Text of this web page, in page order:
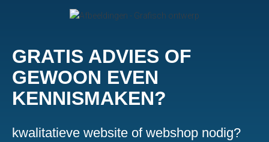
GRATIS ADVIES OF
GEWOON EVEN
KENNISMAKEN?
kwalitatieve website of webshop nodig?